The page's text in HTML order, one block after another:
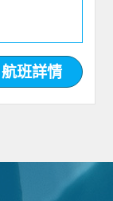
航班詳情